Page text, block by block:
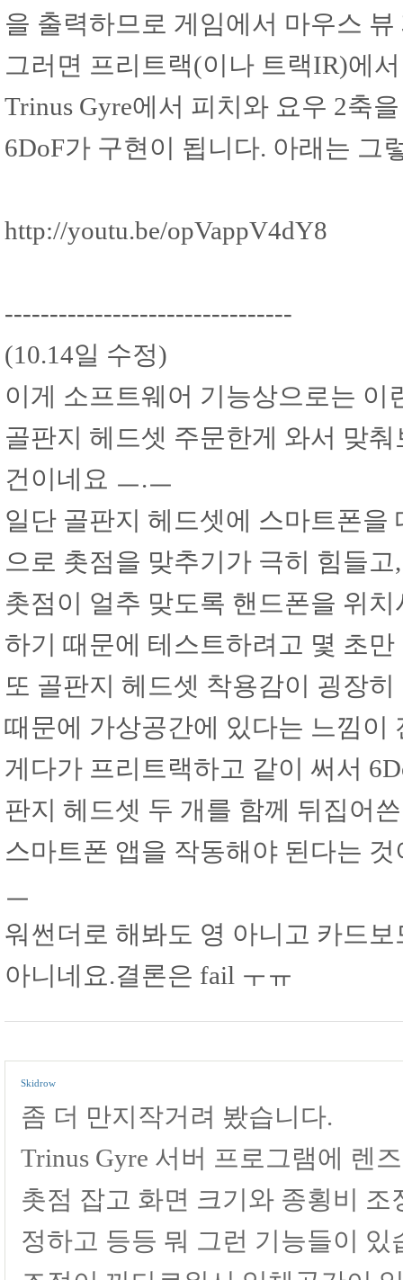
을 출력하므로 게임에서 마우스
그러면 프리트랙(이나 트랙IR)에
Trinus Gyre에서 피치와 요우 2축
6DoF가 구현이 됩니다. 아래는 그
http://youtu.be/opVappV4dY8
--------------------------------
(10.14일 수정)
이게 소프트웨어 기능상으로는 이
골판지 헤드셋 주문한게 와서 맞
건이네요 ㅡ.ㅡ
일단 골판지 헤드셋에 스마트폰
으로 촛점을 맞추기가 극히 힘들고,
촛점이 얼추 맞도록 핸드폰을 위
하기 때문에 테스트하려고 몇 초
또 골판지 헤드셋 착용감이 굉장
때문에 가상공간에 있다는 느낌이
게다가 프리트랙하고 같이 써서
판지 헤드셋 두 개를 함께 뒤집어
스마트폰 앱을 작동해야 된다는
ㅡ
워썬더로 해봐도 영 아니고 카드
아니네요.결론은 fail ㅜㅠ
Skidrow
좀 더 만지작거려 봤습니다.
Trinus Gyre 서버 프로그램에 렌
촛점 잡고 화면 크기와 종횡비
정하고 등등 뭐 그런 기능들이 있